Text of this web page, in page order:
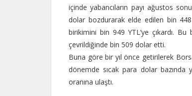
içinde yabancıların payı ağustos
dolar bozdurarak elde edilen bin 448
birikimini bin 949 YTL’ye çıkardı.
çevrildiğinde bin 509 dolar etti.
Buna göre bir yıl önce getirilerek
dönemde sıcak para dolar bazında
oranına ulaştı.